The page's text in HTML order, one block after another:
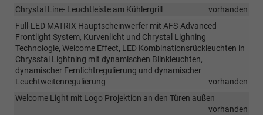
Chrystal Line- Leuchtleiste am Kühlergrill
vorhanden
Full-LED MATRIX Hauptscheinwerfer mit AFS-Advanced
Frontlight System, Kurvenlicht und Chrystal Lighning
Technologie, Welcome Effect, LED Kombinationsrückleuchten in
Chrysstal Lightning mit dynamischen Blinkleuchten,
dynamischer Fernlichtregulierung und dynamischer
Leuchtweitenregulierung
vorhanden
Welcome Light mit Logo Projektion an den Türen außen
vorhanden